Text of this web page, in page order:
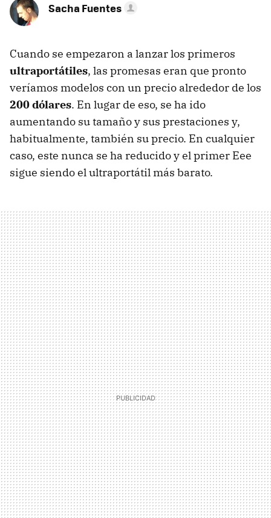
Sacha Fuentes
Cuando se empezaron a lanzar los primeros
ultraportátiles, las promesas eran que pronto
veríamos modelos con un precio alrededor de los
200 dólares. En lugar de eso, se ha ido
aumentando su tamaño y sus prestaciones y,
habitualmente, también su precio. En cualquier
caso, este nunca se ha reducido y el primer Eee
sigue siendo el ultraportátil más barato.